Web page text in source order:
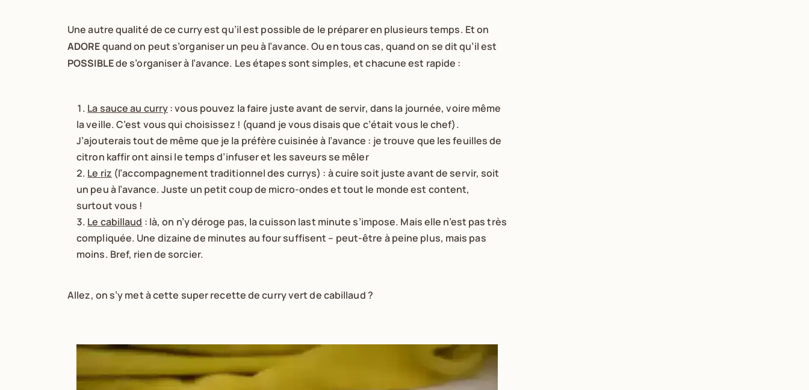
Une autre qualité de ce curry est qu’il est possible de le préparer en plusieurs temps. Et on
ADOREquand on peut s’organiser un peu à l’avance. Ou en tous cas, quand on se dit qu’il est
POSSIBLEde s’organiser à l’avance. Les étapes sont simples, et chacune est rapide :
La sauce au curry: vous pouvez la faire juste avant de servir, dans la journée, voire même
la veille. C’est vous qui choisissez ! (quand je vous disais que c’était vous le chef).
J’ajouterais tout de même que je la préfère cuisinée à l’avance : je trouve que les feuilles de
citron kaffir ont ainsi le temps d’infuser et les saveurs se mêler
Le riz (l’accompagnement traditionnel des currys) : à cuire soit juste avant de servir, soit
un peu à l’avance. Juste un petit coup de micro-ondes et tout le monde est content,
surtout vous !
Le cabillaud : là, on n’y déroge pas, la cuisson last minute s’impose. Mais elle n’est pas très
compliquée. Une dizaine de minutes au four suffisent – peut-être à peine plus, mais pas
moins. Bref, rien de sorcier.
Allez, on s’y met à cette super recette de curry vert de cabillaud ?